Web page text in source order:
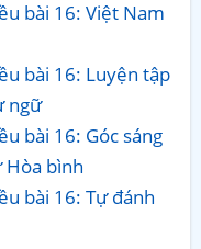
bài 16: Việt Nam
bài 16: Luyện tập
ngữ
bài 16: Góc sáng
bình
bài 16: Tự đánh